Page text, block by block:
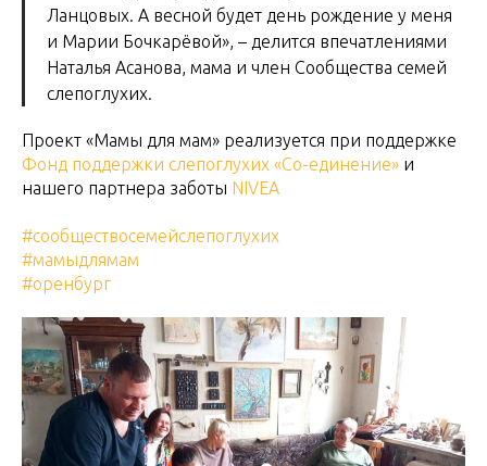
Ланцовых. А весной будет день рождение у меня
и Марии Бочкарёвой», – делится впечатлениями
Наталья Асанова, мама и член Сообщества семей
слепоглухих.
Проект «Мамы для мам» реализуется при поддержке
Фонд поддержки слепоглухих «Со-единение» и
нашего партнера заботы NIVEA
#сообществосемейслепоглухих
#мамыдлямам
#оренбург